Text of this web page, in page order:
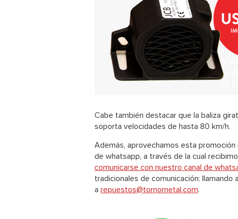
Cabe también destacar que la baliza
soporta velocidades de hasta 80 km/h.
Además, aprovechamos esta
de whatsapp, a través de la cual
comunicarse con nuestro canal de
tradicionales de comunicación:
a repuestos@tornometal.com.